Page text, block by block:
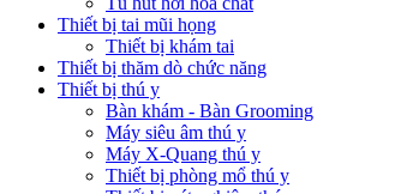
Thiết bị tai mũi họng
Thiết bị khám tai
Thiết bị thăm dò chức năng
Thiết bị thú y
Bàn khám - Bàn Grooming
Máy siêu âm thú y
Máy X-Quang thú y
Thiết bị phòng mổ thú y